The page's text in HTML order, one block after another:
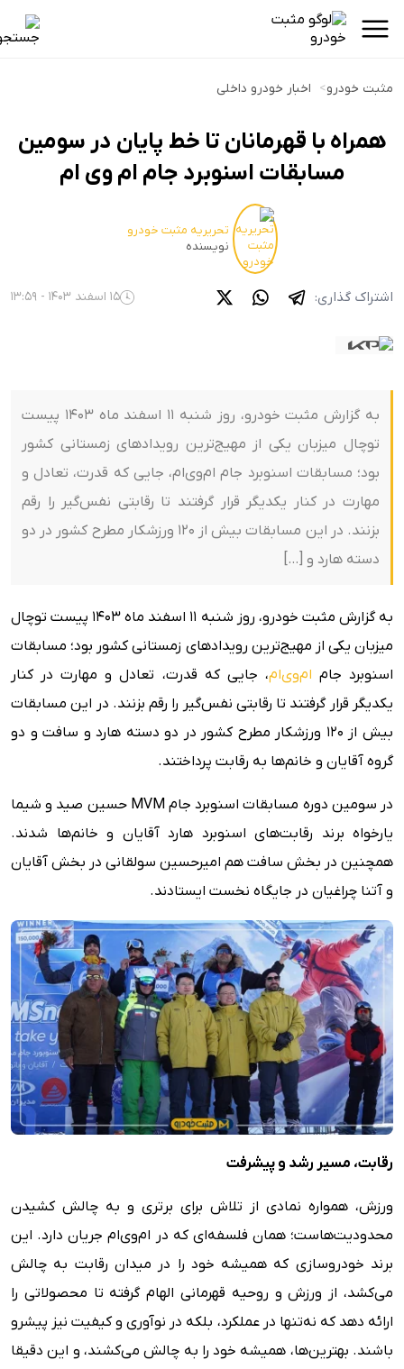
مثبت خودرو> اخبار خودرو داخلی
همراه با قهرمانان تا خط پایان در سومین
مسابقات اسنوبرد جام ام وی ام
تحریریه مثبت خودرو
نویسنده
اشتراک گذاری: 15 اسفند 1403 - 13:59
به گزارش مثبت خودرو، روز شنبه 11 اسفند ماه 1403 پیست
توچال میزبان یکی از مهیج‌ترین رویدادهای زمستانی کشور
بود؛ مسابقات اسنوبرد جام ام‌وی‌ام، جایی که قدرت، تعادل و
مهارت در کنار یکدیگر قرار گرفتند تا رقابتی نفس‌گیر را رقم
بزنند. در این مسابقات بیش از 120 ورزشکار مطرح کشور در دو
دسته هارد و […]
به گزارش مثبت خودرو، روز شنبه 11 اسفند ماه 1403 پیست توچال
میزبان یکی از مهیج‌ترین رویدادهای زمستانی کشور بود؛ مسابقات
اسنوبرد جام ام‌وی‌ام، جایی که قدرت، تعادل و مهارت در کنار
یکدیگر قرار گرفتند تا رقابتی نفس‌گیر را رقم بزنند. در این مسابقات
بیش از 120 ورزشکار مطرح کشور در دو دسته هارد و سافت و دو
گروه آقایان و خانم‌ها به رقابت پرداختند.
در سومین دوره مسابقات اسنوبرد جام MVM حسین صید و شیما
یارخواه برند رقابت‌های اسنوبرد هارد آقایان و خانم‌ها شدند.
همچنین در بخش سافت هم امیرحسین سولقانی در بخش آقایان
و آتنا چراغیان در جایگاه نخست ایستادند.
رقابت، مسیر رشد و پیشرفت
ورزش، همواره نمادی از تلاش برای برتری و به چالش کشیدن
محدودیت‌هاست؛ همان فلسفه‌ای که در ام‌وی‌ام جریان دارد. این
برند خودروسازی که همیشه خود را در میدان رقابت به چالش
می‌کشد، از ورزش و روحیه قهرمانی الهام گرفته تا محصولاتی را
ارائه دهد که نه‌تنها در عملکرد، بلکه در نوآوری و کیفیت نیز پیشرو
باشند. بهترین‌ها، همیشه خود را به چالش می‌کشند، و این دقیقا